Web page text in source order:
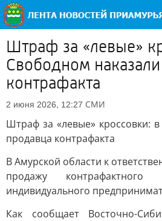
Штраф за «левые»
Свободном
контрафакта
2 июня 2026, 12:27 СМИ
Штраф за «левые» кроссовки:
продавца контрафакта
В Амурской области к
продажу контрафактного
индивидуального
Как сообщает Восточно-